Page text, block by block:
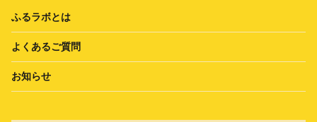
ふるラボとは
よくあるご質問
お知らせ